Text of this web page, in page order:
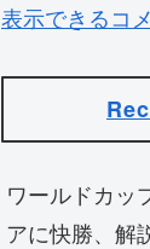
表示できるコ
ワールドカッ
アに快勝、解